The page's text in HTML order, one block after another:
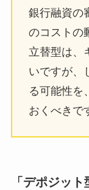
銀行融資の
のコストの
立替型は、
いですが、
る可能性を
おくべきで
「デポジッ